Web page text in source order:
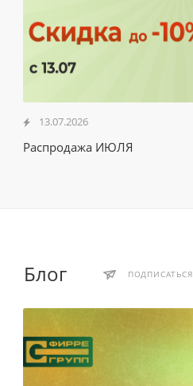
13.07.2026
Распродажа ИЮЛЯ
Блог ПОДПИСАТЬСЯ